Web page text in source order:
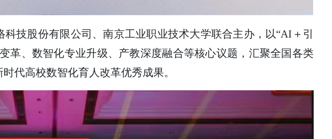
技股份有限公司、南京工业职业技术大学联合主办，以“AI＋引
革、数智化专业升级、产教深度融合等核心议题，汇聚全国各类
代高校数智化育人改革优秀成果。